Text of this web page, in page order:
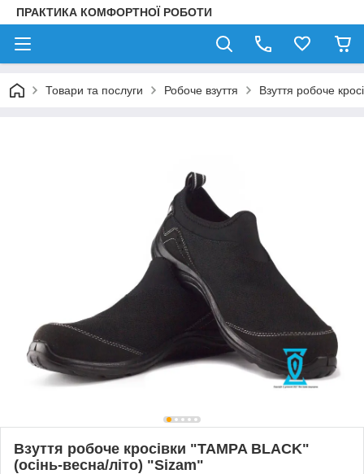
ПРАКТИКА КОМФОРТНОЇ РОБОТИ
Товари та послуги Робоче взуття Взуття робоче
Взуття робоче кросівки "TAMPA BLACK"
(осінь-весна/літо) "Sizam"